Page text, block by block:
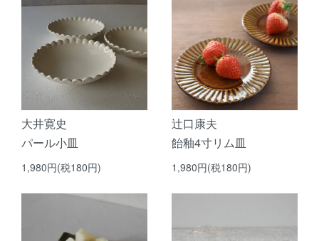
大井寛史
パール小皿
1,980円(税180円)
辻口康夫
飴釉4寸リム皿
1,980円(税180円)